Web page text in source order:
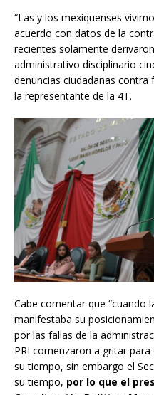
“Las y los mexiquenses
acuerdo con datos de la
recientes solamente
administrativo disciplinario
denuncias ciudadanas contra
la representante de la 4T.
Cabe comentar que “cuando
manifestaba su
por las fallas de la
PRI comenzaron a gritar
su tiempo, sin embargo el
su tiempo, por lo que el